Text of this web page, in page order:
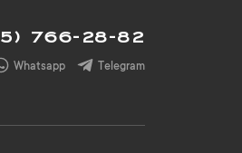
766-28-82
Whatsapp Telegram